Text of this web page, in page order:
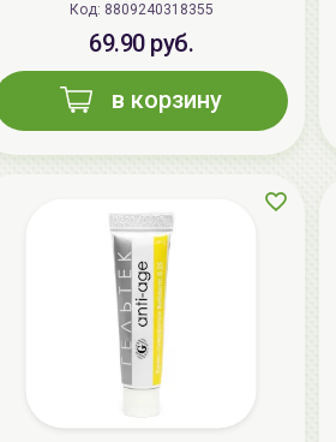
Код: 8809240318355
69.90 руб.
в корзину